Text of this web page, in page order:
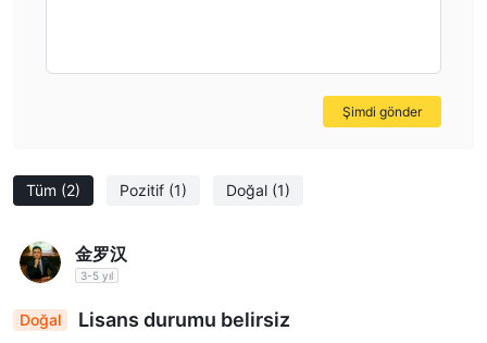
Tüm (2) Pozitif (1) Doğal (1)
金罗汉
3-5 yıl
Doğal Lisans durumu belirsiz
Şimdi gönder